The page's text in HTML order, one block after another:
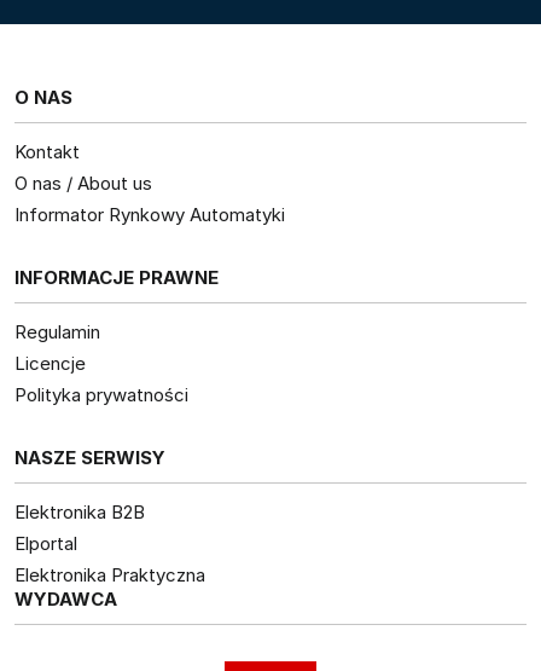
O NAS
Kontakt
O nas / About us
Informator Rynkowy Automatyki
INFORMACJE PRAWNE
Regulamin
Licencje
Polityka prywatności
NASZE SERWISY
Elektronika B2B
Elportal
Elektronika Praktyczna
WYDAWCA